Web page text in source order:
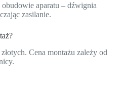
aparatu – dźwignia
zasilanie.
Cena montażu zależy od